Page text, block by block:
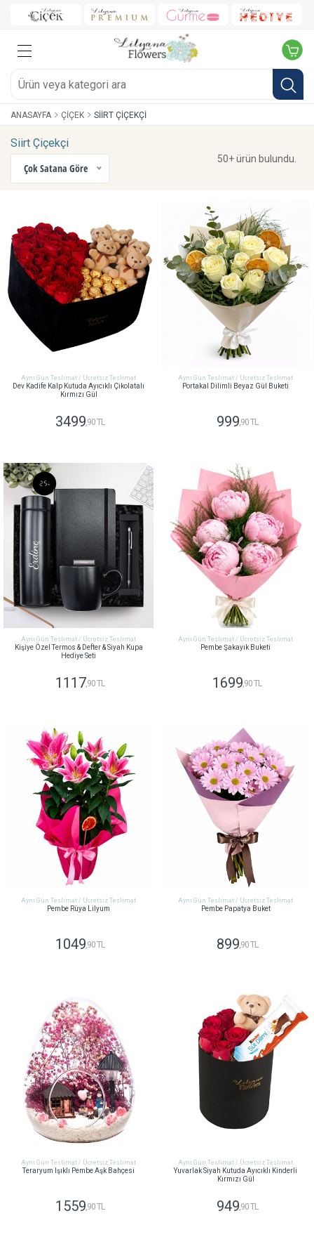
ANASAYFA ÇIÇEK SIIRT ÇIÇEKÇI
Siirt Çiçekçi
Çok Satana Göre
50+ ürün bulundu.
Aynı Gün Teslimat / Ücretsiz Teslimat
Dev Kadife Kalp Kutuda Ayıcıklı Çikolatalı
Kırmızı Gül
3499 ,90 TL
Aynı Gün Teslimat / Ücretsiz Teslimat
Portakal Dilimli Beyaz Gül Buketi
999,90 TL
Aynı Gün Teslimat / Ücretsiz Teslimat
Kişiye Özel Termos & Defter & Siyah Kupa
Hediye Seti
1117,90 TL
Aynı Gün Teslimat / Ücretsiz Teslimat
Pembe Şakayık Buketi
1699,90 TL
Aynı Gün Teslimat / Ücretsiz Teslimat
Pembe Rüya Lilyum
1049,90 TL
Aynı Gün Teslimat / Ücretsiz Teslimat
Pembe Papatya Buket
899,90 TL
Aynı Gün Teslimat / Ücretsiz Teslimat
Teraryum Işıklı Pembe Aşk Bahçesi
1559,90 TL
Aynı Gün Teslimat / Ücretsiz Teslimat
Yuvarlak Siyah Kutuda Ayıcıklı Kinderli
Kırmızı Gül
949,90 TL